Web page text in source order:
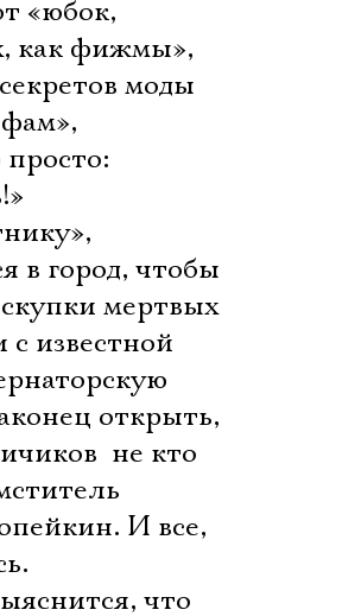
«юбок,
как фижмы»,
моды


в город, чтобы
мертвых
с известной
открыть,
 не кто
И все,
что